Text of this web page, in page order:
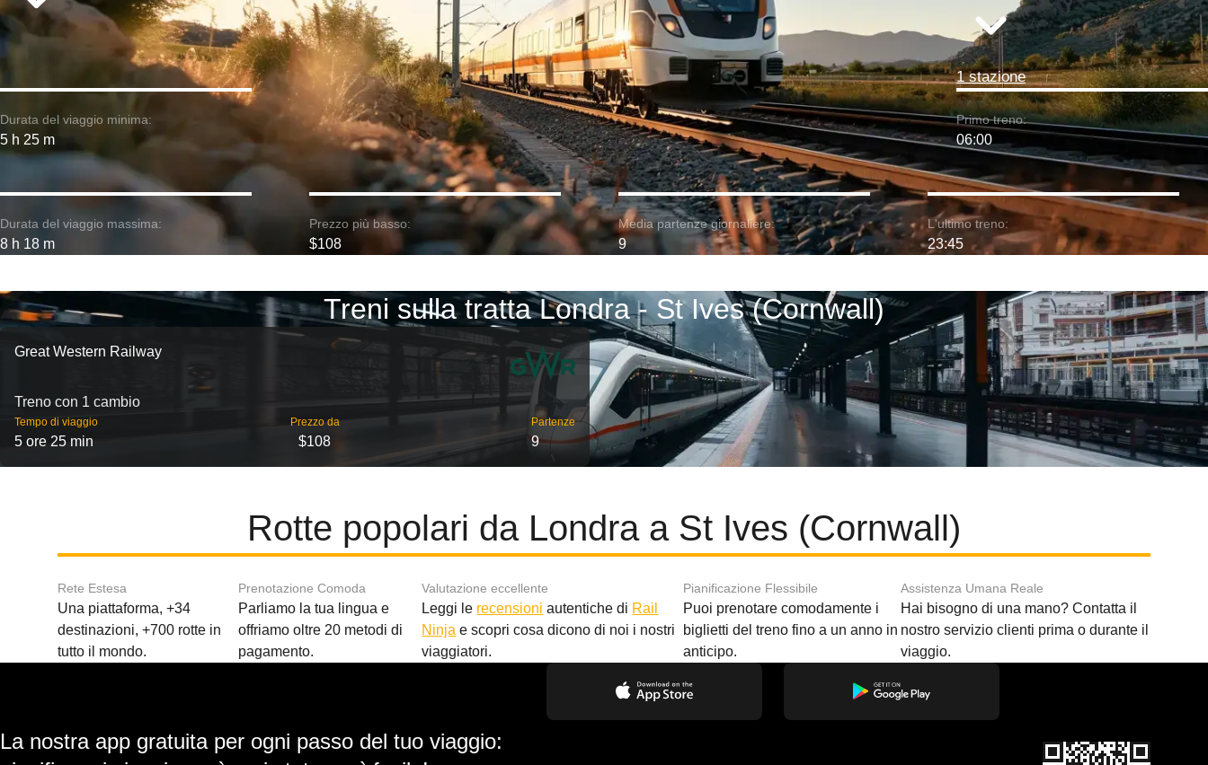
1 stazione
Durata del viaggio minima:
5 h 25 m
Primo treno:
06:00
Durata del viaggio massima:
8 h 18 m
Prezzo più basso:
$108
Media partenze giornaliere:
9
L'ultimo treno:
23:45
Treni sulla tratta Londra - St Ives (Cornwall)
Great Western Railway
Treno con 1 cambio
Tempo di viaggio
5 ore 25 min
Prezzo da
$108
Partenze
9
Rotte popolari da Londra a St Ives (Cornwall)
Rete Estesa
Una piattaforma, +34
destinazioni, +700 rotte in
tutto il mondo.
Prenotazione Comoda
Parliamo la tua lingua e
offriamo oltre 20 metodi di
pagamento.
Valutazione eccellente
Leggi le recensioni autentiche di Rail
Ninja e scopri cosa dicono di noi i nostri
viaggiatori.
Pianificazione Flessibile
Puoi prenotare comodamente i
biglietti del treno fino a un anno in
anticipo.
Assistenza Umana Reale
Hai bisogno di una mano? Contatta il
nostro servizio clienti prima o durante il
viaggio.
La nostra app gratuita per ogni passo del tuo viaggio: